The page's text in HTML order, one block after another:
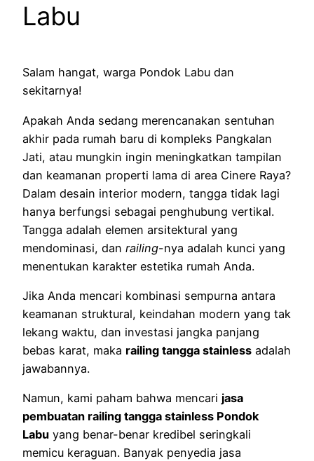
Labu
Salam hangat, warga Pondok Labu dan
sekitarnya!
Apakah Anda sedang merencanakan sentuhan
akhir pada rumah baru di kompleks Pangkalan
Jati, atau mungkin ingin meningkatkan tampilan
dan keamanan properti lama di area Cinere Raya?
Dalam desain interior modern, tangga tidak lagi
hanya berfungsi sebagai penghubung vertikal.
Tangga adalah elemen arsitektural yang
mendominasi, dan railing-nya adalah kunci yang
menentukan karakter estetika rumah Anda.
Jika Anda mencari kombinasi sempurna antara
keamanan struktural, keindahan modern yang tak
lekang waktu, dan investasi jangka panjang
bebas karat, maka railing tangga stainless adalah
jawabannya.
Namun, kami paham bahwa mencari jasa
pembuatan railing tangga stainless Pondok
Labu yang benar-benar kredibel seringkali
memicu keraguan. Banyak penyedia jasa